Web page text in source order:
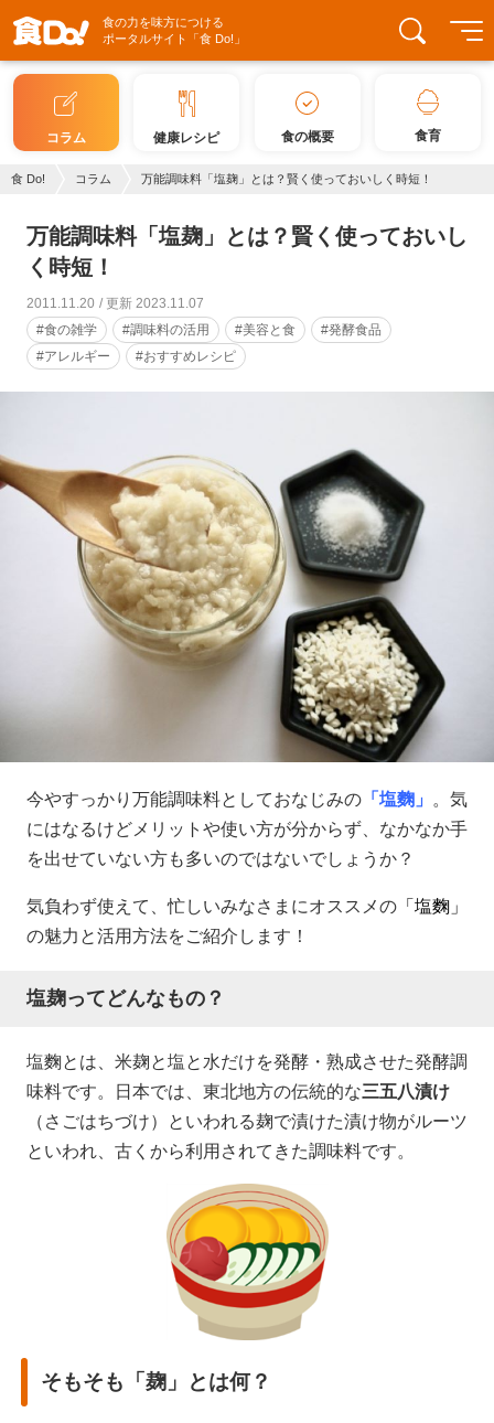
食の力を味方につける
ポータルサイト「食 Do!」
コラム 健康レシピ 食の概要 食育
食 Do! コラム 万能調味料「塩麹」とは？賢く使っておいしく時短！
万能調味料「塩麹」とは？賢く使っておいし
く時短！
2011.11.20
更新 2023.11.07
#食の雑学
#調味料の活用 #美容と食
#発酵食品
#アレルギー
#おすすめレシピ
今やすっかり万能調味料としておなじみの「塩麴」 。 気
にはなるけどメリットや使い方が分からず、 なかなか手
を出せていない方も多いのではないでしょうか？
気負わず使えて、忙しいみなさまにオススメの「塩麴」
の魅力と活用方法をご紹介します！
塩麹ってどんなもの？
塩麴とは、米麹と塩と水だけを発酵・熟成させた発酵調
味料です。日本では、東北地方の伝統的な三五八漬け
（さごはちづけ）といわれる麹で漬けた漬け物がルーツ
といわれ、古くから利用されてきた調味料です。
そもそも「麹」とは何？